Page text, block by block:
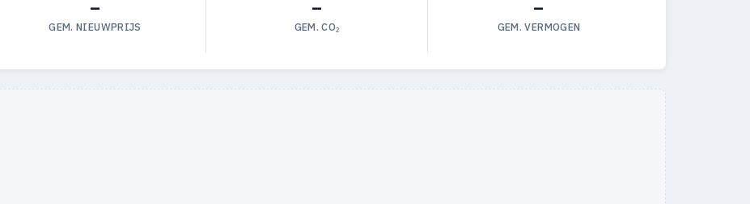
—
GEM. NIEUWPRIJS
—
GEM. CO₂
—
GEM. VERMOGEN